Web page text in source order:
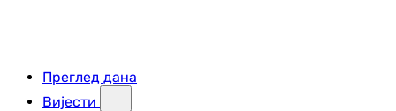
Преглед дана
Вијести